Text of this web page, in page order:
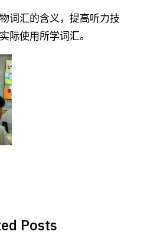
词汇的含义，提高听力技
际使用所学词汇。
Posts